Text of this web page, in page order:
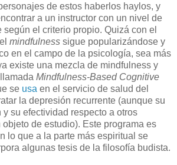
de estos haberlos haylos, y
a un instructor con un nivel de
el criterio propio. Quizá con el
mindfulness sigue popularizándose y
en el campo de la psicología, sea más
existe una mezcla de mindfulness y
Mindfulness-Based Cognitive
se usa en el servicio de salud del
la depresión recurrente (aunque su
su efectividad respecto a otros
de estudio). Este programa es
lo que a la parte más espiritual se
algunas tesis de la filosofía budista.